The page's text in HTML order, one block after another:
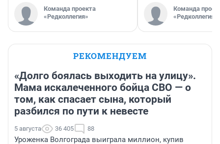
Команда проекта
«Редколлегия»
Команда
«Редколлегия»
РЕКОМЕНДУЕМ
«Долго боялась выходить на улицу».
Мама искалеченного бойца СВО — о
том, как спасает сына, который
разбился по пути к невесте
5 августа 36 405 88
Уроженка Волгограда выиграла миллион, купив